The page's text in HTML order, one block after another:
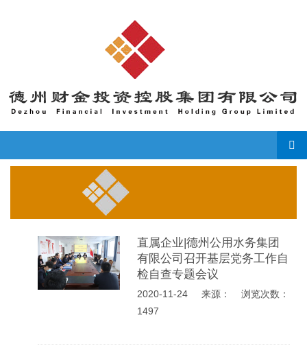
导
直属企业|德州公用水务集团
有限公司召开基层党务工作自
检自查专题会议
2020-11-24
来源： 浏览次数：
1497